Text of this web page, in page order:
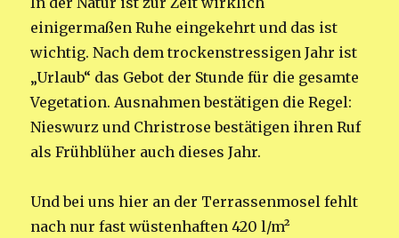
einigermaßen Ruhe eingekehrt und das ist
wichtig. Nach dem trockenstressigen Jahr ist
„Urlaub“ das Gebot der Stunde für die gesamte
Vegetation. Ausnahmen bestätigen die Regel:
Nieswurz und Christrose bestätigen ihren Ruf
als Frühblüher auch dieses Jahr.
Und bei uns hier an der Terrassenmosel fehlt
nach nur fast wüstenhaften 420 l/m²